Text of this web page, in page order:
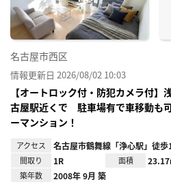
名古屋市西区
情報更新日 2026/08/02 10:03
【オートロック付・防犯カメラ付
古屋駅近くで 駐車場有で車移動も
ーマンション！
アクセス 名古屋市鶴舞線「浄心駅」徒歩
間取り 1R 面積
築年数 2008年 9月 築